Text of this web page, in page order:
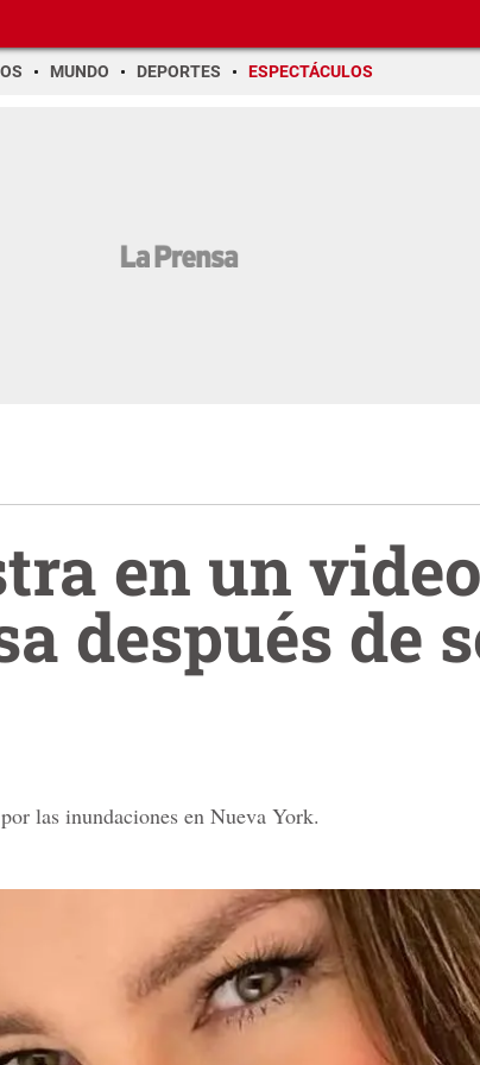
MUNDO DEPORTES ESPECTÁCULOS
en un
después de
las inundaciones en Nueva York.